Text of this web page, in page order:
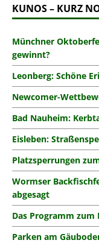
KUNOS – KURZ
Münchner
gewinnt?
Leonberg: Schöne
Newcomer-
Bad Nauheim:
Eisleben:
Platzsperrungen
Wormser
abgesagt
Das Programm
Parken am